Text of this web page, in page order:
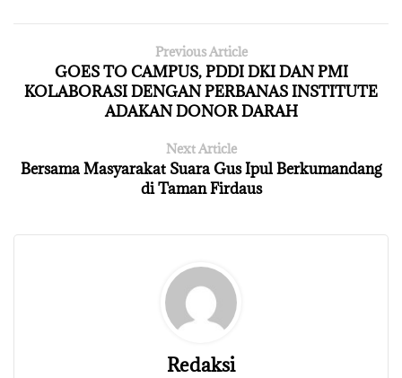
Previous Article
GOES TO CAMPUS, PDDI DKI DAN PMI
KOLABORASI DENGAN PERBANAS INSTITUTE
ADAKAN DONOR DARAH
Next Article
Bersama Masyarakat Suara Gus Ipul Berkumandang
di Taman Firdaus
Redaksi